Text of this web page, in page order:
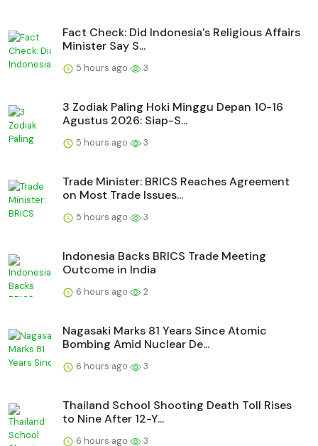
Fact Check: Did Indonesia's Religious Affairs
Minister Say S...
5 hours ago 3
3 Zodiak Paling Hoki Minggu Depan 10-16
Agustus 2026: Siap-S...
5 hours ago 3
Trade Minister: BRICS Reaches Agreement
on Most Trade Issues...
5 hours ago 3
Indonesia Backs BRICS Trade Meeting
Outcome in India
6 hours ago 2
Nagasaki Marks 81 Years Since Atomic
Bombing Amid Nuclear De...
6 hours ago 3
Thailand School Shooting Death Toll Rises
to Nine After 12-Y...
6 hours ago 3